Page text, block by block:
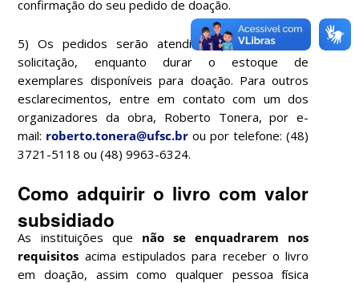
confirmação do seu pedido de doação.
5) Os pedidos serão atendidos por ordem de
solicitação, enquanto durar o estoque de
exemplares disponíveis para doação. Para outros
esclarecimentos, entre em contato com um dos
organizadores da obra, Roberto Tonera, por e-
mail: roberto.tonera@ufsc.br ou por telefone: (48)
3721-5118 ou (48) 9963-6324.
Como adquirir o livro com valor
subsidiado
As instituições que não se enquadrarem nos
requisitos acima estipulados para receber o livro
em doação, assim como qualquer pessoa física